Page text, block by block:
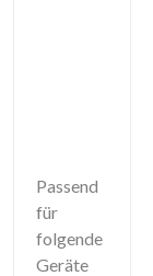
Passend
für
folgende
Geräte